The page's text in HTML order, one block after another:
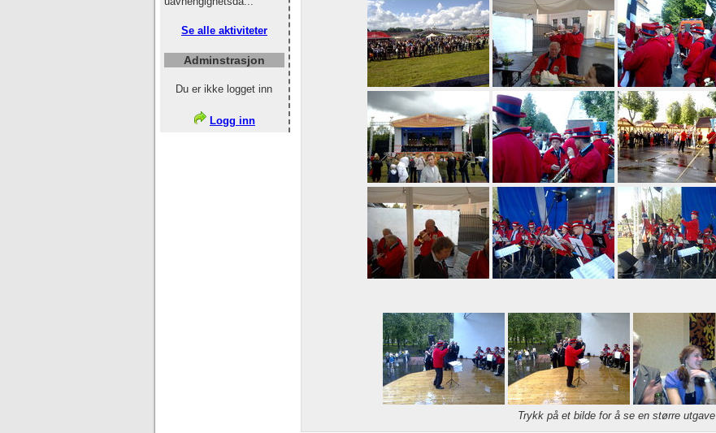
Trykk på et bilde for å se en større utgave
Se alle aktiviteter
Adminstrasjon
Du er ikke logget inn
Logg inn